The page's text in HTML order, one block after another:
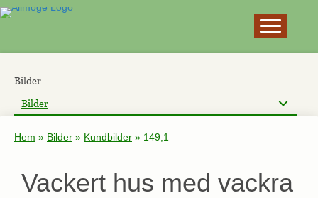
Bilder
Bilder
Hem » Bilder » Kundbilder » 149,1
Vackert hus med vackra